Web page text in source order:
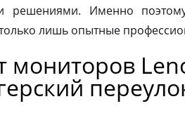
решениями. Именно
лишь опытные
мониторов